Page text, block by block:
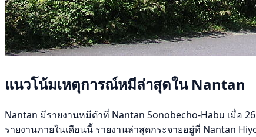
แนวโน้มเหตุการณ์หมีล่าสุดใน Nantan
Nantan มีรายงานหมีดำที่ Nantan Sonobecho-Habu เมื่อ
รายงานภายในเดือนนี้ รายงานล่าสุดกระจายอยู่ที่ Nantan